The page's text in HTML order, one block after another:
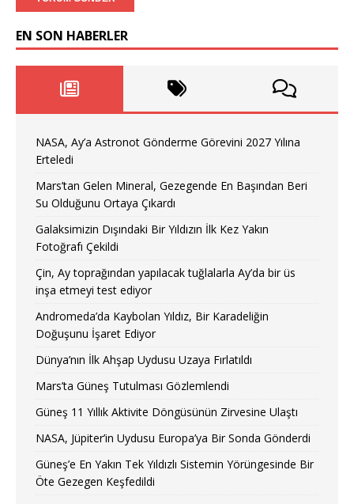
EN SON HABERLER
NASA, Ay’a Astronot Gönderme Görevini 2027 Yılına
Erteledi
Mars’tan Gelen Mineral, Gezegende En Başından Beri
Su Olduğunu Ortaya Çıkardı
Galaksimizin Dışındaki Bir Yıldızın İlk Kez Yakın
Fotoğrafı Çekildi
Çin, Ay toprağından yapılacak tuğlalarla Ay’da bir üs
inşa etmeyi test ediyor
Andromeda’da Kaybolan Yıldız, Bir Karadeliğin
Doğuşunu İşaret Ediyor
Dünya’nın İlk Ahşap Uydusu Uzaya Fırlatıldı
Mars’ta Güneş Tutulması Gözlemlendi
Güneş 11 Yıllık Aktivite Döngüsünün Zirvesine Ulaştı
NASA, Jüpiter’in Uydusu Europa’ya Bir Sonda Gönderdi
Güneş’e En Yakın Tek Yıldızlı Sistemin Yörüngesinde Bir
Öte Gezegen Keşfedildi